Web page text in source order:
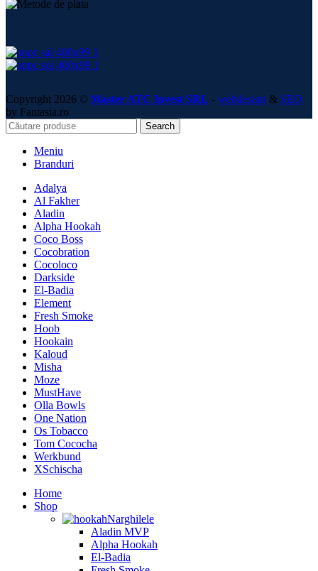
Copyright 2026 © Master ATC Invest SRL - webdesign & SEO
by Fantasia.ro
Search
Meniu
Branduri
Adalya
Al Fakher
Aladin
Alpha Hookah
Coco Boss
Cocobration
Cocoloco
Darkside
El-Badia
Element
Fresh Smoke
Hoob
Hookain
Kaloud
Misha
Moze
MustHave
Olla Bowls
One Nation
Os Tobacco
Tom Cococha
Werkbund
XSchischa
Home
Shop
Narghilele
Aladin MVP
Alpha Hookah
El-Badia